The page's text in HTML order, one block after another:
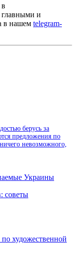
в
главными и
в нашем telegram-
берусь за
предложения по
невозможного,
Украины
советы
художественной